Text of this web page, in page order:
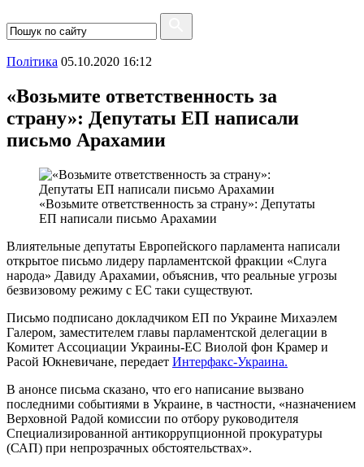
Полiтика 05.10.2020 16:12
«Возьмите ответственность за
страну»: Депутаты ЕП написали
письмо Арахамии
«Возьмите ответственность за страну»: Депутаты
ЕП написали письмо Арахамии
Влиятельные депутаты Европейского парламента написали
открытое письмо лидеру парламентской фракции «Слуга
народа» Давиду Арахамии, объяснив, что реальные угрозы
безвизовому режиму с ЕС таки существуют.
Письмо подписано докладчиком ЕП по Украине Михаэлем
Галером, заместителем главы парламентской делегации в
Комитет Ассоциации Украины-ЕС Виолой фон Крамер и
Расой Юкневичане, передает Интерфакс-Украина.
В анонсе письма сказано, что его написание вызвано
последними событиями в Украине, в частности, «назначением
Верховной Радой комиссии по отбору руководителя
Специализированной антикоррупционной прокуратуры
(САП) при непрозрачных обстоятельствах».